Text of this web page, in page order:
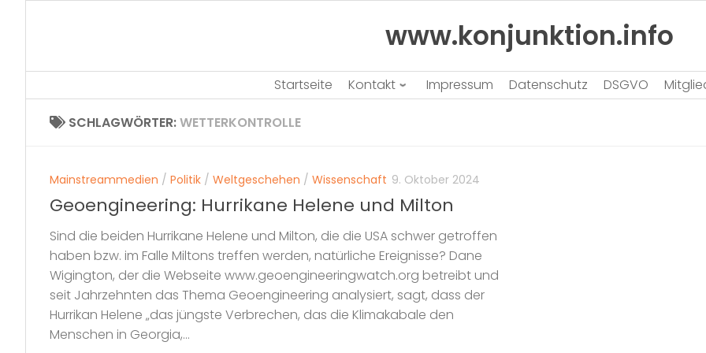
www.konjunktion.info
Startseite Kontakt Impressum Datenschutz DSGVO
SCHLAGWÖRTER:WETTERKONTROLLE
Mainstreammedien / Politik / Weltgeschehen / Wissenschaft 9. Oktober 2024
Geoengineering: Hurrikane Helene und Milton
Sind die beiden Hurrikane Helene und Milton, die die USA schwer getroffen
haben bzw. im Falle Miltons treffen werden, natürliche Ereignisse? Dane
Wigington, der die Webseite www.geoengineeringwatch.org betreibt und
seit Jahrzehnten das Thema Geoengineering analysiert, sagt, dass der
Hurrikan Helene „das jüngste Verbrechen, das die Klimakabale den
Menschen in Georgia,...